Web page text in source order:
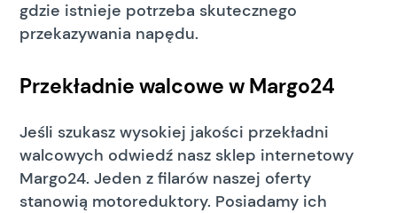
gdzie istnieje potrzeba skutecznego
przekazywania napędu.
Przekładnie walcowe w Margo24
Jeśli szukasz wysokiej jakości przekładni
walcowych odwiedź nasz sklep internetowy
Margo24. Jeden z filarów naszej oferty
stanowią motoreduktory. Posiadamy ich